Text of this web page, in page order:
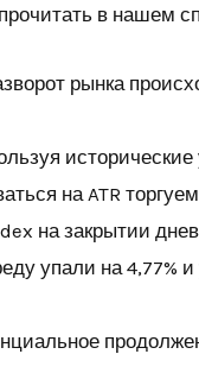
в нашем
рынка
исторические
на ATR
на закрытии
упали на 4,77%